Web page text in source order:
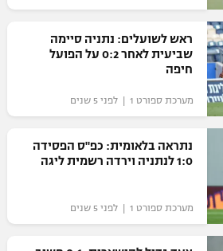
ראש לשועלים: נתניה סיימה
שביעית לאחר 0:2 על הפועל
חיפה
מערכת ספורט 1 | לפני 5 שנים
נתראה בלאומית: כפ"ס הפסידה
1:0 לנתניה וירדה רשמית ליגה
מערכת ספורט 1 | לפני 5 שנים